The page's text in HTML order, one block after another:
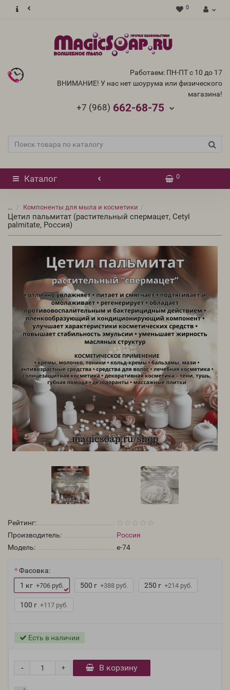
0
Работаем: ПН-ПТ с 10 до 17
ВНИМАНИЕ! У нас нет шоурума или физического
магазина!
+7 (968) 662-68-75
Каталог 0
... Компоненты для мыла и косметики
Цетил пальмитат (растительный спермацет, Cetyl
palmitate, Россия)
Рейтинг:
Производитель:
Россия
Модель:
e-74
Фасовка:
1 кг +706 руб. 500 г +388 руб. 250 г +214 руб.
100 г +117 руб.
Есть в наличии
+
- В корзину